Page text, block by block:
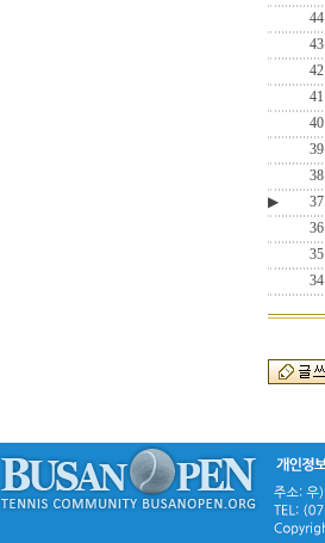
44
43
42
41
40
39
38
▶
37
36
35
34